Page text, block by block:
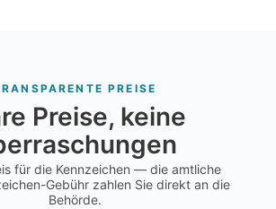
PREISE
Preise, keine
für die Kennzeichen — die amtliche
Gebühr zahlen Sie direkt an die
Behörde.